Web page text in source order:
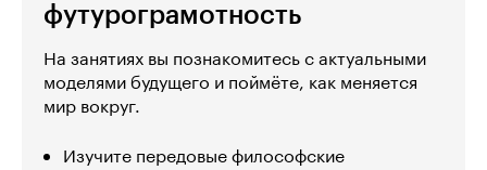
футурограмотность
На занятиях вы познакомитесь с актуальными
моделями будущего и поймёте, как меняется
мир вокруг.
Изучите передовые философские